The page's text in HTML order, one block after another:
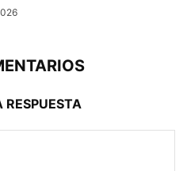
RESPUESTA